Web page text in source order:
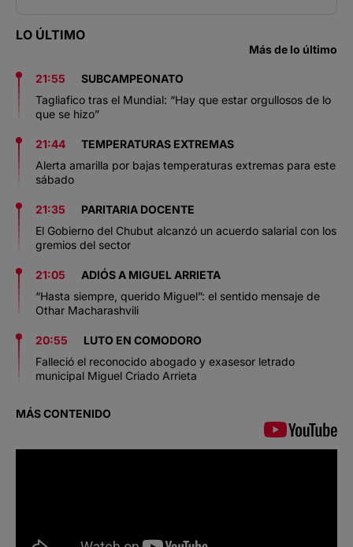
LO ÚLTIMO
Más de lo último
21:55
SUBCAMPEONATO
Tagliafico tras el Mundial: “Hay que estar orgullosos de lo
que se hizo”
21:44
TEMPERATURAS EXTREMAS
Alerta amarilla por bajas temperaturas extremas para este
sábado
21:35
PARITARIA DOCENTE
El Gobierno del Chubut alcanzó un acuerdo salarial con los
gremios del sector
21:05
ADIÓS A MIGUEL ARRIETA
“Hasta siempre, querido Miguel”: el sentido mensaje de
Othar Macharashvili
20:55
LUTO EN COMODORO
Falleció el reconocido abogado y exasesor letrado
municipal Miguel Criado Arrieta
MÁS CONTENIDO